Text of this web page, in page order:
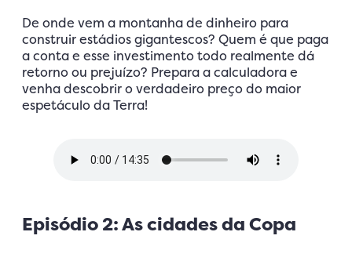
De onde vem a montanha de dinheiro para
construir estádios gigantescos? Quem é que paga
a conta e esse investimento todo realmente dá
retorno ou prejuízo? Prepara a calculadora e
venha descobrir o verdadeiro preço do maior
espetáculo da Terra!
Episódio 2: As cidades da Copa